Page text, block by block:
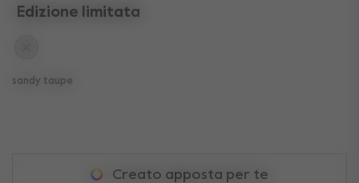
Edizione limitata
sandy taupe
Creato apposta per te